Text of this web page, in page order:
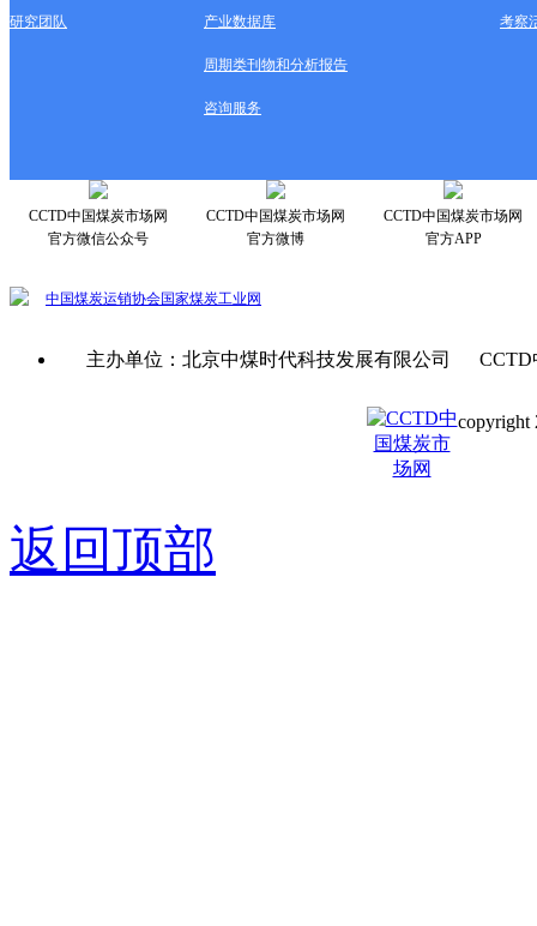
研究团队 产业数据库 考察
周期类刊物和分析报告
咨询服务
CCTD中国煤炭市场网
官方微信公众号
CCTD中国煤炭市场网
官方微博
CCTD中国煤炭市场网
官方APP
中国煤炭运销协会国家煤炭工业网
主办单位：北京中煤时代科技发展有限公司
copyright
返回顶部